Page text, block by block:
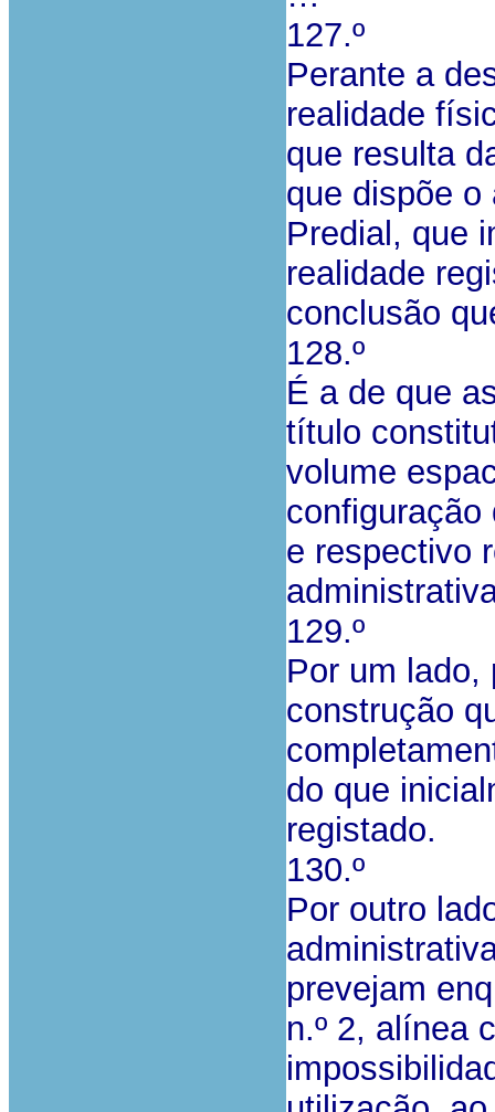
127.º
Perante a
realidade
que resulta
que dispõe o
Predial, que
realidade
conclusão
128.º
É a de que
título
volume
e respectivo
129.º
Por um lado,
construção
do que
registado.
130.º
Por outro
prevejam
n.º 2, alínea